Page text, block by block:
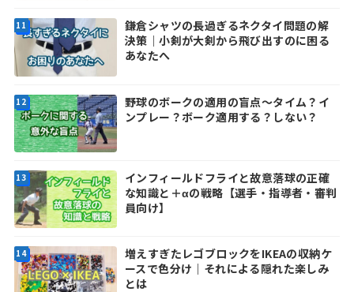
鎌倉シャツの長過ぎるネクタイ問題の解
決策｜小剣が大剣から飛び出すのに困る
あなたへ
野球のボークの適用の盲点～タイム？イ
ンプレー？ボーク適用する？しない？
インフィールドフライと故意落球の正確
な知識と＋αの戦略【選手・指導者・審判
員向け】
増えすぎたレゴブロックをIKEAの収納ケ
ースで色分け｜それによる隠れた楽しみ
とは